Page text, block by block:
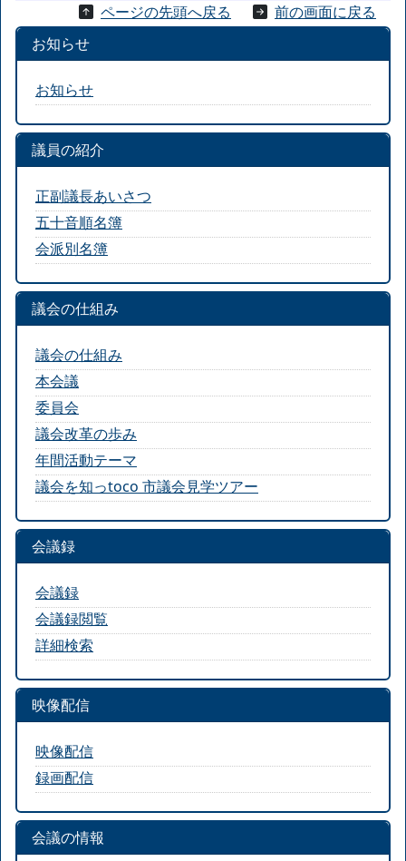
ページの先頭へ戻る
前の画面に戻る
お知らせ
お知らせ
議員の紹介
正副議長あいさつ
五十音順名簿
会派別名簿
議会の仕組み
議会の仕組み
本会議
委員会
議会改革の歩み
年間活動テーマ
議会を知っtoco 市議会見学ツアー
会議録
会議録
会議録閲覧
詳細検索
映像配信
映像配信
録画配信
会議の情報